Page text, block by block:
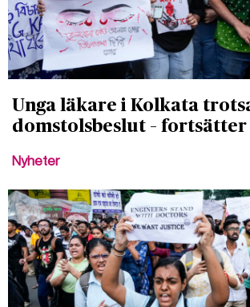
Unga läkare i Kolkata
domstolsbeslut –
Nyheter